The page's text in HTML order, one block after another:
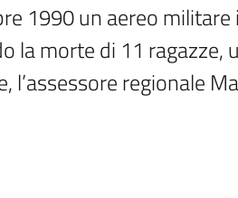
1990 un aereo
la morte di 11 ragazze,
l’assessore regionale